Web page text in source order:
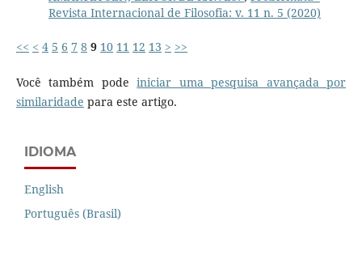
Revista Internacional de Filosofia: v. 11 n. 5 (2020)
<< < 4 5 6 7 8 9 10 11 12 13 > >>
Você também podeiniciar uma pesquisa avançada por
similaridade para este artigo.
IDIOMA
English
Português (Brasil)